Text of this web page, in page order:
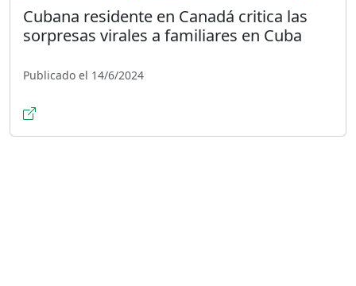
Cubana residente en Canadá critica las
sorpresas virales a familiares en Cuba
Publicado el 14/6/2024